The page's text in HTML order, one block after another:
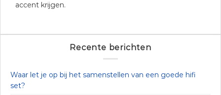
accent krijgen.
Recente berichten
Waar let je op bij het samenstellen van een goede hifi
set?